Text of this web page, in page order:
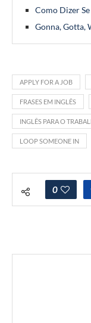
Como Dizer Se
Gonna, Gotta,
APPLY FOR A JOB
FRASES EM INGLÊS
INGLÊS PARA O
LOOP SOMEONE IN
0